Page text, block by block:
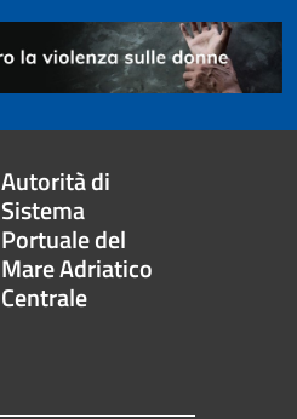
Autorità di
Sistema
Portuale del
Mare Adriatico
Centrale